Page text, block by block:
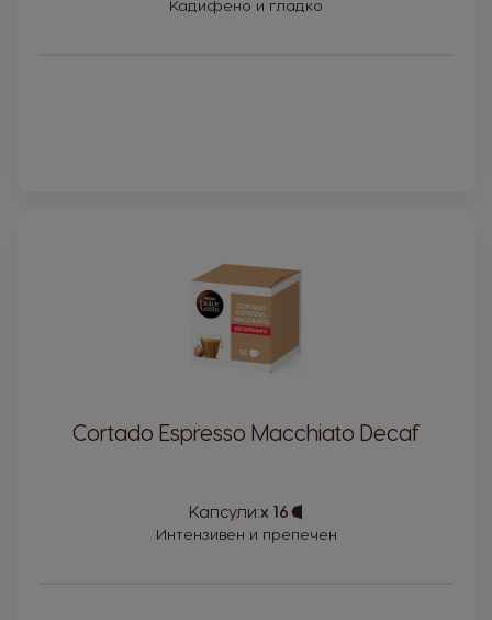
Кадифено и гладко
Cortado Espresso Macchiato Decaf
Капсули:x 16
Capsule
Icon
Интензивен и препечен